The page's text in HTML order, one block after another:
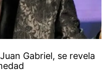
Gabriel, se revela